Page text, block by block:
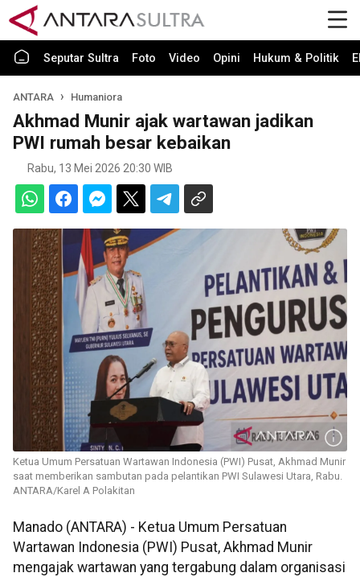
Seputar Sultra Foto Video Opini Hukum & Politik
ANTARA Humaniora
Akhmad Munir ajak wartawan jadikan
PWI rumah besar kebaikan
Rabu, 13 Mei 2026 20:30 WIB
Ketua Umum Persatuan Wartawan Indonesia (PWI) Pusat, Akhmad Munir
saat memberikan sambutan pada pelantikan PWI Sulawesi Utara, Rabu.
ANTARA/Karel A Polakitan
Manado (ANTARA) - Ketua Umum Persatuan
Wartawan Indonesia (PWI) Pusat, Akhmad Munir
mengajak wartawan yang tergabung dalam organisasi